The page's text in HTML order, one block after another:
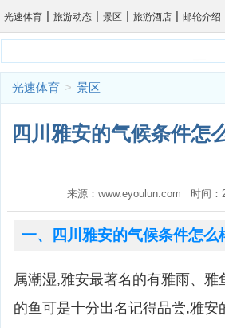
光速体育 | 旅游动态 | 景区 | 旅游酒店 | 邮轮介绍
光速体育 > 景区
四川雅安的气候条件怎
来源：www.eyoulun.com 时间
一、四川雅安的气候条件怎
属潮湿,雅安最著名的有雅雨、
的鱼可是十分出名记得品尝,雅